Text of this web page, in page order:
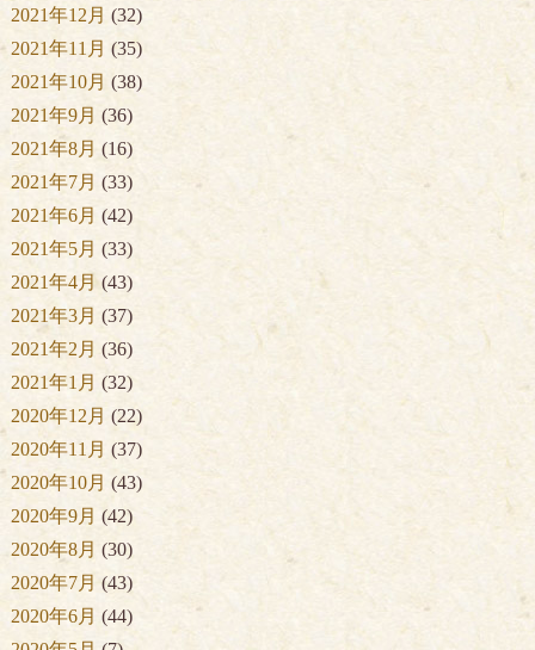
2021年12月 (32)
2021年11月 (35)
2021年10月 (38)
2021年9月 (36)
2021年8月 (16)
2021年7月 (33)
2021年6月 (42)
2021年5月 (33)
2021年4月 (43)
2021年3月 (37)
2021年2月 (36)
2021年1月 (32)
2020年12月 (22)
2020年11月 (37)
2020年10月 (43)
2020年9月 (42)
2020年8月 (30)
2020年7月 (43)
2020年6月 (44)